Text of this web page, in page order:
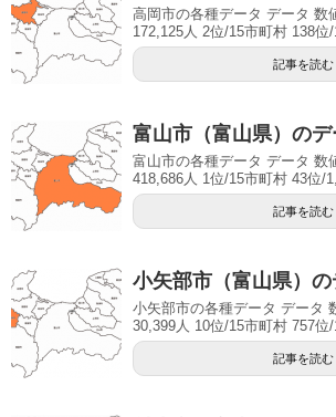
高岡市の各種データ データ 数
172,125人 2位/15市町村 138位/
記事を読む
富山市（富山県）の
富山市の各種データ データ 数
418,686人 1位/15市町村 43位/
記事を読む
小矢部市（富山県）
小矢部市の各種データ データ
30,399人 10位/15市町村 757位/
記事を読む